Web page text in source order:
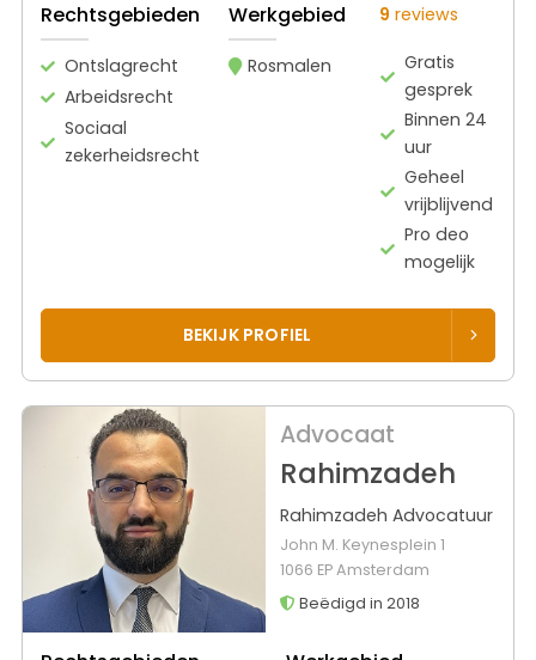
Rechtsgebieden
Ontslagrecht
Arbeidsrecht
Sociaal
zekerheidsrecht
Werkgebied
Rosmalen
9 reviews
Gratis
gesprek
Binnen 24
uur
Geheel
vrijblijvend
Pro deo
mogelijk
BEKIJK PROFIEL
Advocaat
Rahimzadeh
Rahimzadeh Advocatuur
John M. Keynesplein 1
1066 EP Amsterdam
Beëdigd in 2018